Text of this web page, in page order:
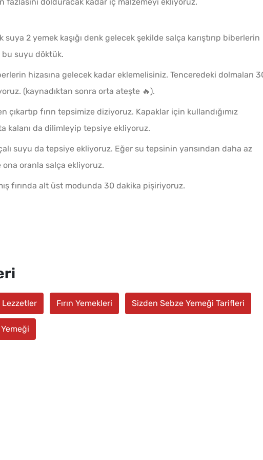
suya 2 yemek kaşığı denk gelecek şekilde salça karıştırıp biberlerin
suyu döktük.
hizasına gelecek kadar eklemelisiniz. Tenceredeki dolmaları
(kaynadıktan sonra orta ateşte 🔥).
çıkartıp fırın tepsimize diziyoruz. Kapaklar için kullandığımız
kalanı da dilimleyip tepsiye ekliyoruz.
suyu da tepsiye ekliyoruz. Eğer su tepsinin yarısından daha az
ona oranla salça ekliyoruz.
fırında alt üst modunda 30 dakika pişiriyoruz.
Lezzetler Fırın Yemekleri Sizden Sebze Yemeği Tarifleri